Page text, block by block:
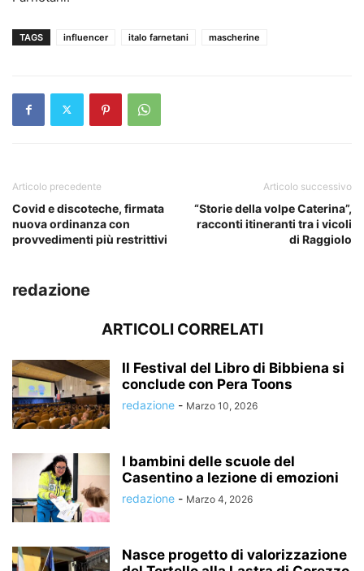
TAGS influencer italo farnetani mascherine
Articolo precedente
Covid e discoteche, firmata
nuova ordinanza con
provvedimenti più restrittivi
Articolo successivo
“Storie della volpe Caterina”,
racconti itineranti tra i vicoli
di Raggiolo
redazione
ARTICOLI CORRELATI
Il Festival del Libro di Bibbiena si
conclude con Pera Toons
redazione - Marzo 10, 2026
I bambini delle scuole del
Casentino a lezione di emozioni
redazione - Marzo 4, 2026
Nasce progetto di valorizzazione